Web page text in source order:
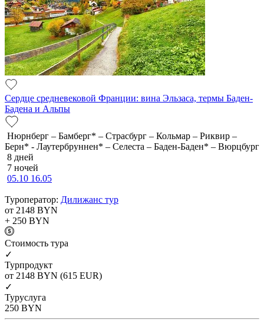
Сердце средневековой Франции: вина Эльзаса, термы Баден-
Бадена и Альпы
Нюрнберг – Бамберг* – Страсбург – Кольмар – Риквир –
Берн* - Лаутербруннен* – Селеста – Баден-Баден* – Вюрцбург
8 дней
7 ночей
05.10 16.05
Туроператор: Дилижанс тур
от 2148 BYN
+ 250 BYN
Cтоимость тура
✓
Турпродукт
от 2148 BYN (615 EUR)
✓
Туруслуга
250 BYN